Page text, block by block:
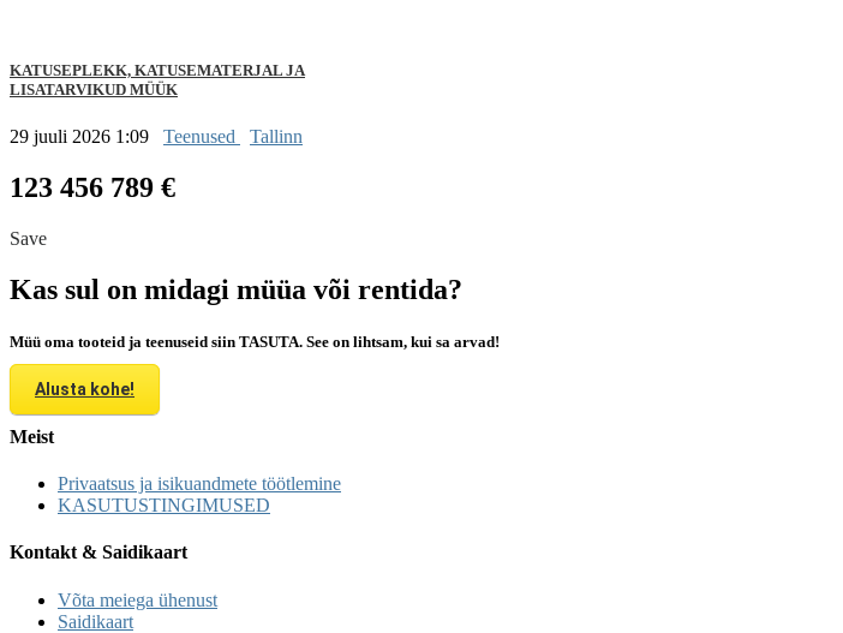
KATUSEPLEKK, KATUSEMATERJAL JA
LISATARVIKUD MÜÜK
29 juuli 2026 1:09 Teenused Tallinn
123 456 789 €
Save
Kas sul on midagi müüa või rentida?
Müü oma tooteid ja teenuseid siin TASUTA. See on lihtsam, kui sa arvad!
Alusta kohe!
Meist
Privaatsus ja isikuandmete töötlemine
KASUTUSTINGIMUSED
Kontakt & Saidikaart
Võta meiega ühenust
Saidikaart